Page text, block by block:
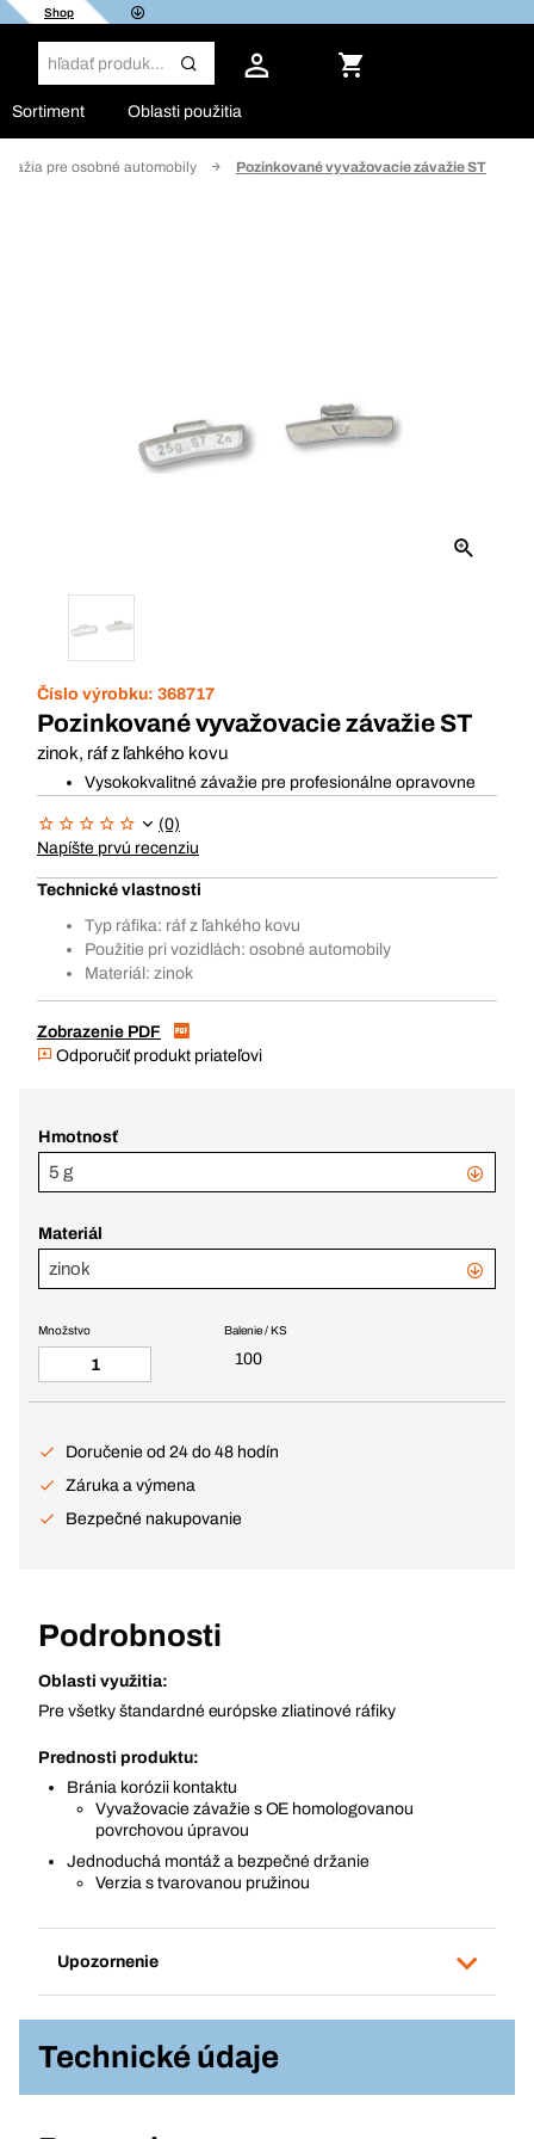
Shop
Sortiment Oblasti použitia
pre osobné automobily Pozinkované vyvažovacie závažie ST
Číslo výrobku: 368717
Pozinkované vyvažovacie závažie ST
zinok, ráf z ľahkého kovu
Vysokokvalitné závažie pre profesionálne opravovne
(0)
Napíšte prvú recenziu
Technické vlastnosti
Typ ráfika: ráf z ľahkého kovu
Použitie pri vozidlách: osobné automobily
Materiál: zinok
Zobrazenie PDF
Odporučiť produkt priateľovi
Hmotnosť
5 g
Materiál
zinok
Balenie / KS
100
Množstvo
Doručenie od 24 do 48 hodín
Záruka a výmena
Bezpečné nakupovanie
Podrobnosti
Oblasti využitia:
Pre všetky štandardné európske zliatinové ráfiky
Prednosti produktu:
Bránia korózii kontaktu
Vyvažovacie závažie s OE homologovanou
povrchovou úpravou
Jednoduchá montáž a bezpečné držanie
Verzia s tvarovanou pružinou
Upozornenie
Technické údaje